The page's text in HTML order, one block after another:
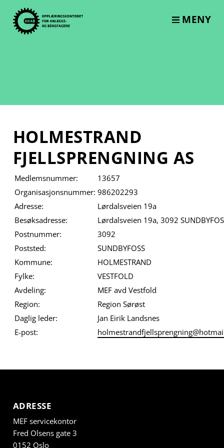
content
MENY
HOLMESTRAND
FJELLSPRENGNING AS
Medlemsnummer:
13657
Organisasjonsnummer: 986202293
Adresse:
Lørdalsveien 19a
Besøksadresse:
Lørdalsveien 19a, 3092
Postnummer:
3092
Poststed:
SUNDBYFOSS
Kommune:
HOLMESTRAND
Fylke:
VESTFOLD
Avdeling:
MEF avd Vestfold
Region:
Region Sørøst
Daglig leder:
Jan Eirik Landsnes
E-post:
ADRESSE
MEF servicekontor
Fred Olsens gate 3
0152 Oslo